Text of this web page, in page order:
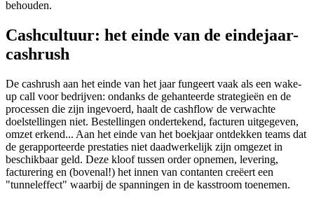
behouden.
Cashcultuur: het einde van de eindejaar-
cashrush
De cashrush aan het einde van het jaar fungeert vaak als een wake-
up call voor bedrijven: ondanks de gehanteerde strategieën en de
processen die zijn ingevoerd, haalt de cashflow de verwachte
doelstellingen niet. Bestellingen ondertekend, facturen uitgegeven,
omzet erkend... Aan het einde van het boekjaar ontdekken teams dat
de gerapporteerde prestaties niet daadwerkelijk zijn omgezet in
beschikbaar geld. Deze kloof tussen order opnemen, levering,
facturering en (bovenal!) het innen van contanten creëert een
"tunneleffect" waarbij de spanningen in de kasstroom toenemen.